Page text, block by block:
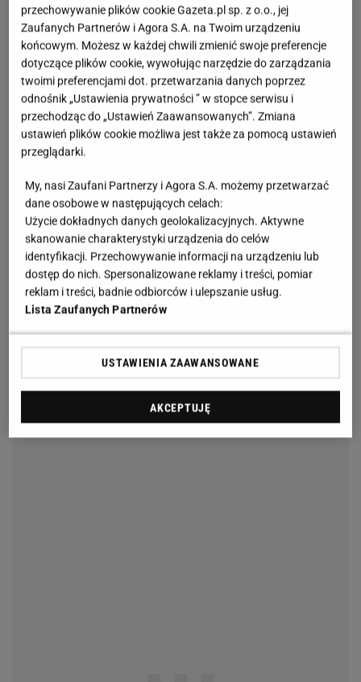
przechowywanie plików cookie Gazeta.pl sp. z o.o., jej
Zaufanych Partnerów i Agora S.A. na Twoim urządzeniu
końcowym. Możesz w każdej chwili zmienić swoje preferencje
dotyczące plików cookie, wywołując narzędzie do zarządzania
twoimi preferencjami dot. przetwarzania danych poprzez
odnośnik „Ustawienia prywatności ” w stopce serwisu i
przechodząc do „Ustawień Zaawansowanych”. Zmiana
ustawień plików cookie możliwa jest także za pomocą ustawień
przeglądarki.
My, nasi Zaufani Partnerzy i Agora S.A. możemy przetwarzać
dane osobowe w następujących celach:
Użycie dokładnych danych geolokalizacyjnych. Aktywne
skanowanie charakterystyki urządzenia do celów
identyfikacji. Przechowywanie informacji na urządzeniu lub
dostęp do nich. Spersonalizowane reklamy i treści, pomiar
reklam i treści, badnie odbiorców i ulepszanie usług.
Lista Zaufanych Partnerów
USTAWIENIA ZAAWANSOWANE
AKCEPTUJĘ